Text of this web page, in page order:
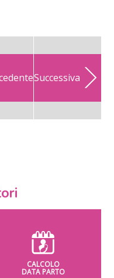
Successiva
CALCOLO
DATA PARTO